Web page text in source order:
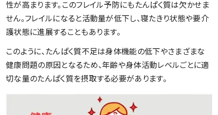
性が高まります。このフレイル予防にもたんぱく質は欠かせま
せん。フレイルになると活動量が低下し、寝たきり状態や要介
護状態に進展することもあります。
このように、たんぱく質不足は身体機能の低下やさまざまな
健康問題の原因となるため、年齢や身体活動レベルごとに適
切な量のたんぱく質を摂取する必要があります。